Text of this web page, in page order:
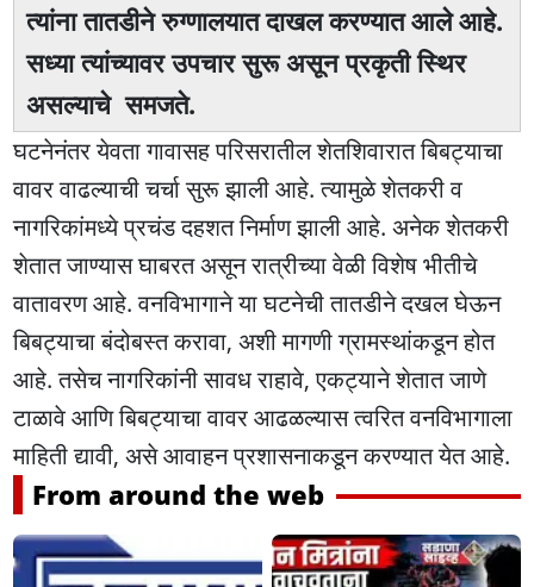
त्यांना तातडीने रुग्णालयात दाखल करण्यात आले आहे.
सध्या त्यांच्यावर उपचार सुरू असून प्रकृती स्थिर
असल्याचे समजते.
घटनेनंतर येवता गावासह परिसरातील शेतशिवारात बिबट्याचा
वावर वाढल्याची चर्चा सुरू झाली आहे. त्यामुळे शेतकरी व
नागरिकांमध्ये प्रचंड दहशत निर्माण झाली आहे. अनेक शेतकरी
शेतात जाण्यास घाबरत असून रात्रीच्या वेळी विशेष भीतीचे
वातावरण आहे. वनविभागाने या घटनेची तातडीने दखल घेऊन
बिबट्याचा बंदोबस्त करावा, अशी मागणी ग्रामस्थांकडून होत
आहे. तसेच नागरिकांनी सावध राहावे, एकट्याने शेतात जाणे
टाळावे आणि बिबट्याचा वावर आढळल्यास त्वरित वनविभागाला
माहिती द्यावी, असे आवाहन प्रशासनाकडून करण्यात येत आहे.
From around the web